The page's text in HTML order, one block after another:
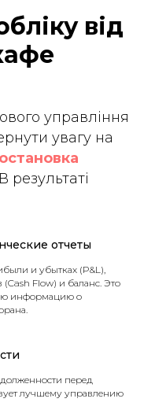
від
управління
увагу на
результаті
отчеты
и убытках (P&L),
Flow) и баланс. Это
информацию о
перед
лучшему управлению